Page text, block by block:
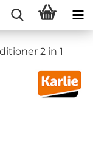
2 in 1